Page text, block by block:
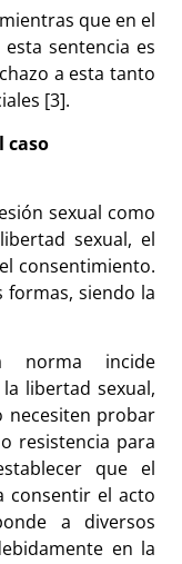
que en el
sentencia es
a esta tanto
[3].
caso
sexual como
sexual, el
consentimiento.
formas, siendo la
norma incide
libertad sexual,
necesiten probar
resistencia para
que el
consentir el acto
a diversos
en la